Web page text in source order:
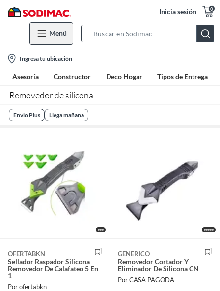
Inicia sesión 0
Menú
Bar
location-
icon
Ingresa tu ubicación
Asesoría Constructor Deco Hogar Tipos de Entrega
Removedor de silicona
Envio Plus Llega mañana
OFERTABKN
Sellador Raspador Silicona
Removedor De Calafateo 5 En
1
Por ofertabkn
GENERICO
Removedor Cortador Y
Eliminador De Silicona CN
Por CASA PAGODA